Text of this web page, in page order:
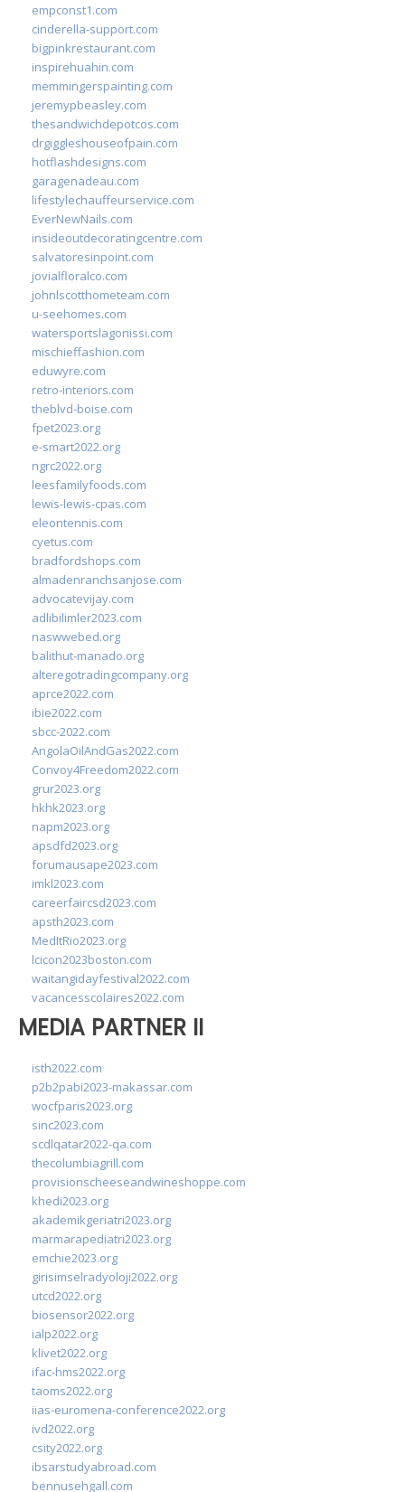
empconst1.com
cinderella-support.com
bigpinkrestaurant.com
inspirehuahin.com
memmingerspainting.com
jeremypbeasley.com
thesandwichdepotcos.com
drgiggleshouseofpain.com
hotflashdesigns.com
garagenadeau.com
lifestylechauffeurservice.com
EverNewNails.com
insideoutdecoratingcentre.com
salvatoresinpoint.com
jovialfloralco.com
johnlscotthometeam.com
u-seehomes.com
watersportslagonissi.com
mischieffashion.com
eduwyre.com
retro-interiors.com
theblvd-boise.com
fpet2023.org
e-smart2022.org
ngrc2022.org
leesfamilyfoods.com
lewis-lewis-cpas.com
eleontennis.com
cyetus.com
bradfordshops.com
almadenranchsanjose.com
advocatevijay.com
adlibilimler2023.com
naswwebed.org
balithut-manado.org
alteregotradingcompany.org
aprce2022.com
ibie2022.com
sbcc-2022.com
AngolaOilAndGas2022.com
Convoy4Freedom2022.com
grur2023.org
hkhk2023.org
napm2023.org
apsdfd2023.org
forumausape2023.com
imkl2023.com
careerfaircsd2023.com
apsth2023.com
MedItRio2023.org
lcicon2023boston.com
waitangidayfestival2022.com
vacancesscolaires2022.com
MEDIA PARTNER II
isth2022.com
p2b2pabi2023-makassar.com
wocfparis2023.org
sinc2023.com
scdlqatar2022-qa.com
thecolumbiagrill.com
provisionscheeseandwineshoppe.com
khedi2023.org
akademikgeriatri2023.org
marmarapediatri2023.org
emchie2023.org
girisimselradyoloji2022.org
utcd2022.org
biosensor2022.org
ialp2022.org
klivet2022.org
ifac-hms2022.org
taoms2022.org
iias-euromena-conference2022.org
ivd2022.org
csity2022.org
ibsarstudyabroad.com
bennusehgall.com